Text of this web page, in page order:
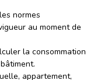
normes
au moment de
la consommation
appartement,